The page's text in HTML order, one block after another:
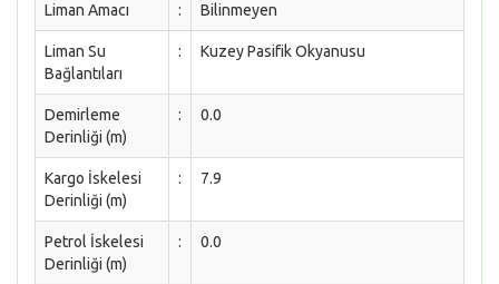
Liman Amacı : Bilinmeyen
Liman Su
Bağlantıları
: Kuzey Pasifik Okyanusu
Demirleme
Derinliği (m)
: 0.0
Kargo İskelesi
Derinliği (m)
: 7.9
Petrol İskelesi
Derinliği (m)
: 0.0